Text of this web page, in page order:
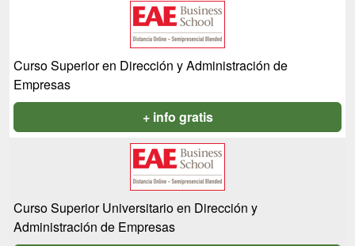
Curso Superior en Dirección y Administración de
Empresas
+ info gratis
Curso Superior Universitario en Dirección y
Administración de Empresas